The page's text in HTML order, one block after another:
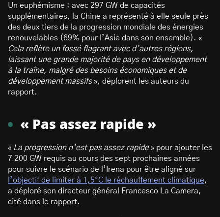
Un euphémisme : avec 297 GW de capacités
supplémentaires, la Chine a représenté à elle seule près
des deux tiers de la progression mondiale des énergies
renouvelables (69% pour l’Asie dans son ensemble). «
Cela reflète un fossé flagrant avec d’autres régions,
laissant une grande majorité de pays en développement
à la traîne, malgré des besoins économiques et de
développement massifs», déplorent les auteurs du
rapport.
« Pas assez rapide »
« La progression n’est pas assez rapide» pour ajouter les
7 200 GW requis au cours des sept prochaines années
pour suivre le scénario de l’Irena pour être aligné sur
l’objectif de limiter à 1,5°C le réchauffement climatique,
a déploré son directeur général Francesco La Camera,
cité dans le rapport.